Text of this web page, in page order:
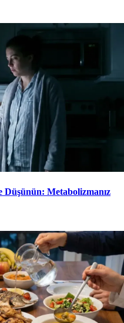
Düşünün: Metabolizmanız